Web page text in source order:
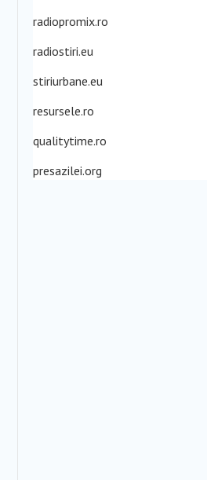
radiopromix.ro
radiostiri.eu
stiriurbane.eu
resursele.ro
qualitytime.ro
presazilei.org